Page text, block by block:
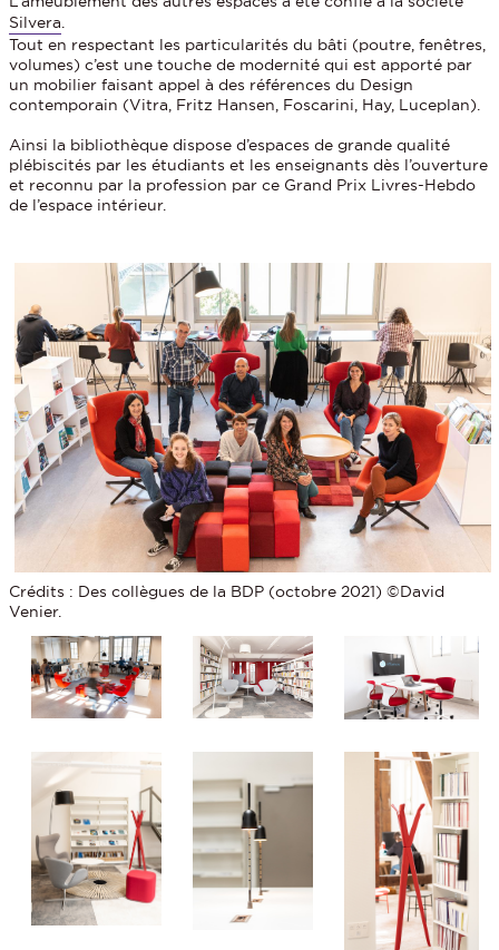
Silvera
Tout en respectant les particularités du bâti (poutre, fenêtres,
volumes) c’est une touche de modernité qui est apporté par
un mobilier faisant appel à des références du Design
contemporain (Vitra, Fritz Hansen, Foscarini, Hay, Luceplan).
Ainsi la bibliothèque dispose d’espaces de grande qualité
plébiscités par les étudiants et les enseignants dès l’ouverture
et reconnu par la profession par ce Grand Prix Livres-Hebdo
de l’espace intérieur.
Crédits : Des collègues de la BDP (octobre 2021) ©David
Venier.